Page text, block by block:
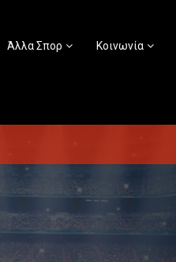
Άλλα Σπορ Κοινωνία